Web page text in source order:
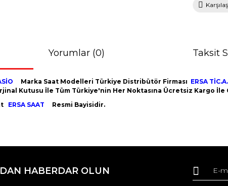
Yorumlar (0) Taksit
Marka Saat Modelleri Türkiye Distribütör Firması ERSA
Kutusu İle Tüm Türkiye'nin Her Noktasına Ücretsiz Kargo İle
ERSA SAAT Resmi Bayisidir.
Yorum Yaz
ederiz.
veya görüntülenemiyor.
HABERDAR OLUN